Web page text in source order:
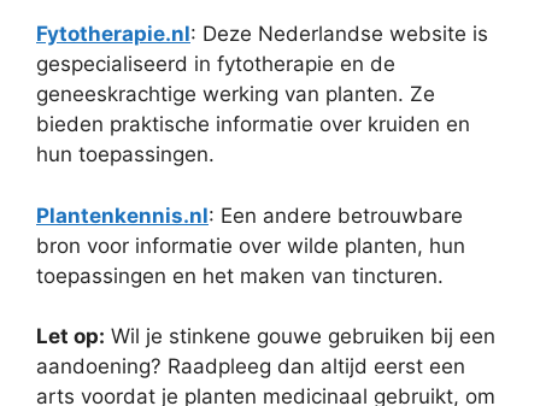
Fytotherapie.nl: Deze Nederlandse website is
gespecialiseerd in fytotherapie en de
geneeskrachtige werking van planten. Ze
bieden praktische informatie over kruiden en
hun toepassingen.
Plantenkennis.nl: Een andere betrouwbare
bron voor informatie over wilde planten, hun
toepassingen en het maken van tincturen.
Let op: Wil je stinkene gouwe gebruiken bij een
aandoening? Raadpleeg dan altijd eerst een
arts voordat je planten medicinaal gebruikt, om